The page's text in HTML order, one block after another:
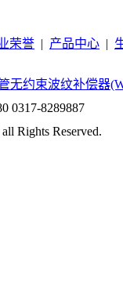
荣誉 | 产品中心 |
无约束波纹补偿器
0317-8289887
Rights Reserved.